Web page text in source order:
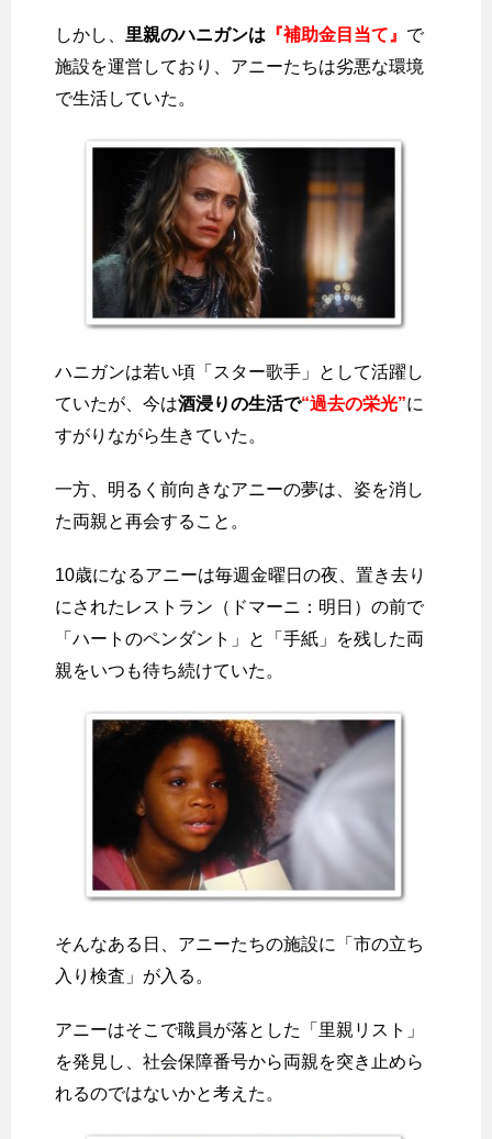
しかし、 里親のハニガンは 『補助金目当て』 で
施設を運営しており、アニーたちは劣悪な環境
で生活していた。
ハニガンは若い頃「スター歌手」として活躍し
ていたが、今は酒浸りの生活で“過去の栄光”に
すがりながら生きていた。
一方、明るく前向きなアニーの夢は、姿を消し
た両親と再会すること。
10歳になるアニーは毎週金曜日の夜、置き去り
にされたレストラン（ドマーニ：明日）の前で
「ハートのペンダント」と「手紙」を残した両
親をいつも待ち続けていた。
そんなある日、アニーたちの施設に「市の立ち
入り検査」が入る。
アニーはそこで職員が落とした「里親リスト」
を発見し、社会保障番号から両親を突き止めら
れるのではないかと考えた。